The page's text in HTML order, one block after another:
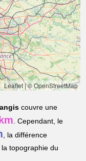
Leaflet|© OpenStreetMap
couvre une
. Cependant, le
, la différence
topographie du